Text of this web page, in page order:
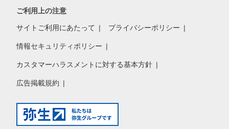
ご利用上の注意
サイトご利用にあたって プライバシーポリシー
情報セキュリティポリシー
カスタマーハラスメントに対する基本方針
広告掲載規約